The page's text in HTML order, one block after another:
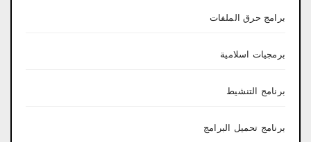
برامج حرق الملفات
برمجيات اسلامية
برنامج التنشيط
برنامج تحميل البرامج